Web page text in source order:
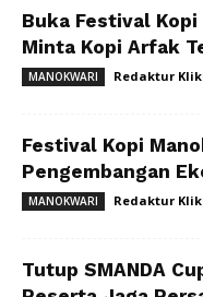
Buka Festival
Minta Kopi Arfak
MANOKWARI Redaktur
Festival Kopi
Pengembangan
MANOKWARI Redaktur
Tutup SMANDA